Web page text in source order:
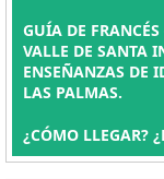
GUÍA DE
VALLE DE SANTA
ENSEÑANZAS DE
LAS PALMAS.
¿CÓMO LLEGAR?